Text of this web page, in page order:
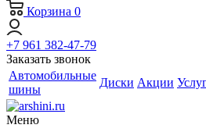
Корзина 0
+7 961 382-47-79
Заказать звонок
Автомобильные
шины
Диски Акции
Меню